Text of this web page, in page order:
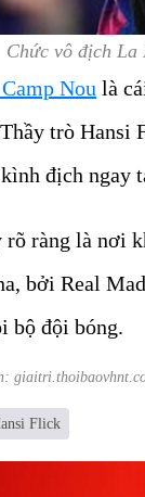
Chức vô địch La
Nou là
trò Hansi
địch ngay
ràng là nơi
bởi Real
bộ đội bóng.
Flick